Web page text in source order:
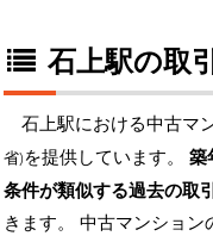
石上駅の取
石上駅における中古マ
省)を提供しています。 築
条件が類似する過去の取
きます。 中古マンショ